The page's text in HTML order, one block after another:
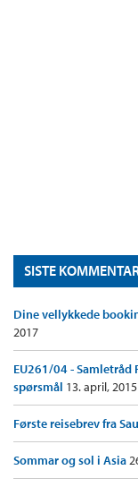
SISTE
Dine vellykkede
2017
EU261/04 - Samletråd
spørsmål 13. april, 2015
Første reisebrev fra
Sommar og sol i Asia